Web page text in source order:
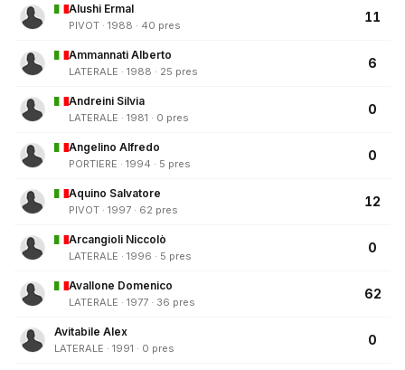
Alushi Ermal
PIVOT · 1988 · 40 pres
11
Ammannati Alberto
LATERALE · 1988 · 25 pres
6
Andreini Silvia
LATERALE · 1981 · 0 pres
0
Angelino Alfredo
PORTIERE · 1994 · 5 pres
0
Aquino Salvatore
PIVOT · 1997 · 62 pres
12
Arcangioli Niccolò
LATERALE · 1996 · 5 pres
0
Avallone Domenico
LATERALE · 1977 · 36 pres
62
Avitabile Alex
LATERALE · 1991 · 0 pres
0